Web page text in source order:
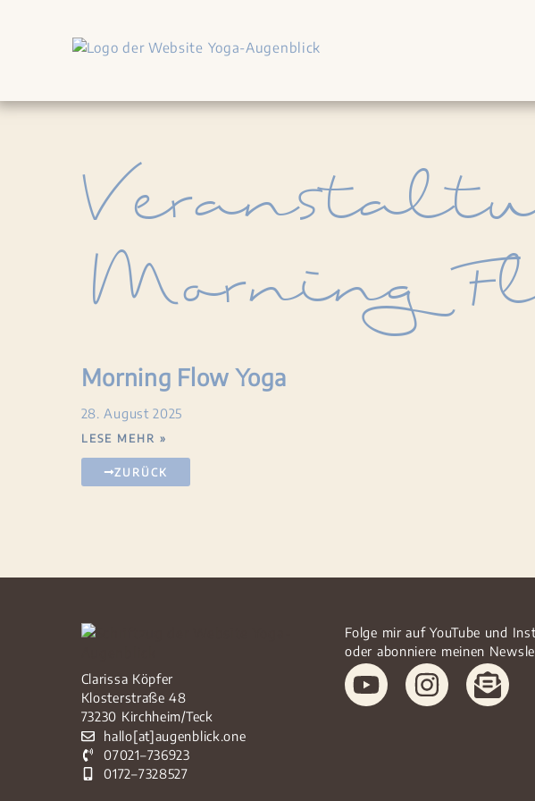
Morning
Morning Flow Yoga
28. August 2025
LESE MEHR »
ZURÜCK
Clarissa Köpfer
Klosterstraße 48
73230 Kirchheim/Teck
hallo[at]augenblick.one
07021–736923
0172–7328527
Folge mir auf YouTube und
oder abonniere meinen